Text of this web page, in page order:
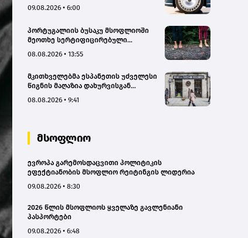
09.08.2026 • 6:00
პორტუგალიის ბუსაკუ მსოფლიოში
მეოთხე სერტიფიცირებული
08.08.2026 • 13:55
მკითხველებმა ესპანეთის უძველესი
წიგნის მაღაზია დახურვისგან
08.08.2026 • 9:41
მსოფლიო
ევროპა გარემოსდაცვითი პოლიტიკის
ეფექტიანობის მსოფლიო რეიტინგის ლიდერია
09.08.2026 • 8:30
2026 წლის მსოფლიოს ყველაზე გავლენიანი
პასპორტები
09.08.2026 • 6:48